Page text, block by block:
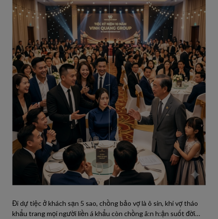
Đi dự tiệc ở khách sạn 5 sao, chồng bảo vợ là ô sin, khi vợ tháo
khẩu trang mọi người liền á khẩu còn chồng â:n h:ận suốt đời…